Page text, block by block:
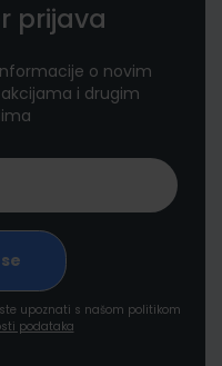
prijava
o novim
i drugim
upoznati s našom politikom
podataka